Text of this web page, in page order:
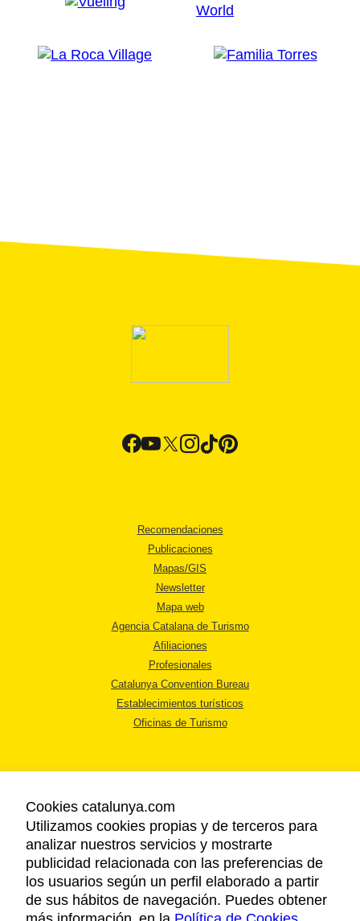
Recomendaciones
Publicaciones
Mapas/GIS
Newsletter
Mapa web
Agencia Catalana de Turismo
Afiliaciones
Profesionales
Catalunya Convention Bureau
Establecimientos turísticos
Oficinas de Turismo
AVISO LEGAL
POLÍTICA DE PRIVACIDAD
COOKIES
ACCESSIBILIDAD
Cookies catalunya.com
Utilizamos cookies propias y de terceros para
analizar nuestros servicios y mostrarte
publicidad relacionada con las preferencias de
los usuarios según un perfil elaborado a partir
de sus hábitos de navegación. Puedes obtener